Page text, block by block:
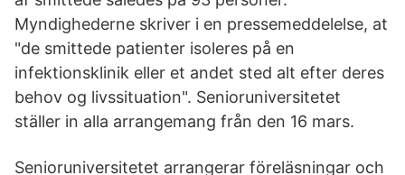
Myndighederne skriver i en pressemeddelelse, at
"de smittede patienter isoleres på en
infektionsklinik eller et andet sted alt efter deres
behov og livssituation". Senioruniversitetet
ställer in alla arrangemang från den 16 mars.
Senioruniversitetet arrangerar föreläsningar och